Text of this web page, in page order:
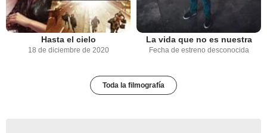
Hasta el cielo
18 de diciembre de 2020
La vida que no es nuestra
Fecha de estreno desconocida
Toda la filmografía